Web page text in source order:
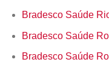
Bradesco Saúde
Bradesco Saúde
Bradesco Saúde